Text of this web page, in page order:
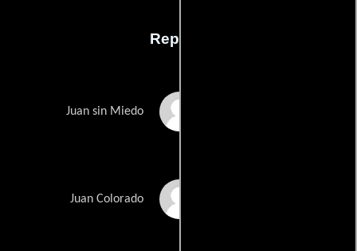
Reparto
Juan sin Miedo
Juan Colorado